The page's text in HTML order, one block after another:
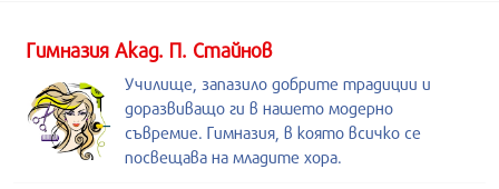
Гимназия Акад. П. Стайнов
Училище, запазило добрите традиции и
доразвиващо ги в нашето модерно
съвремие. Гимназия, в която всичко се
посвещава на младите хора.